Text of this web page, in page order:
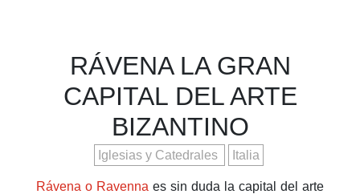
RÁVENA LA GRAN
CAPITAL DEL ARTE
BIZANTINO
Iglesias y Catedrales Italia
Rávena o Ravenna es sin duda la capital del arte